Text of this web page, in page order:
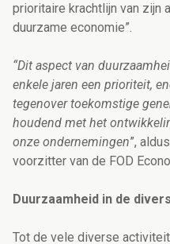
prioritaire krachtlijn van zijn
duurzame economie”.
“Dit aspect van
enkele jaren een prioriteit,
tegenover toekomstige
houdend met het
onze ondernemingen”,
voorzitter van de FOD
Duurzaamheid in de
Tot de vele diverse